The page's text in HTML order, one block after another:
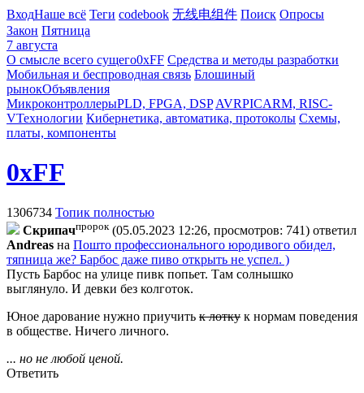
ВходНаше всё Теги codebook 无线电组件 Поиск Опросы
Закон Пятница
7 августа
О смысле всего сущего0xFF Средства и методы разработки
Мобильная и беспроводная связь Блошиный
рынокОбъявления
МикроконтроллерыPLD, FPGA, DSP AVRPICARM, RISC-
VТехнологии Кибернетика, автоматика, протоколы Схемы,
платы, компоненты
0xFF
1306734 Топик полностью
Cкpипaчпророк (05.05.2023 12:26, просмотров: 741) ответил
Andreas на Пошто профессионального юродивого обидел,
тяпница же? Барбос даже пиво открыть не успел. )
Пусть Барбос на улице пивк попьет. Там солнышко
выглянуло. И девки без колготок.
Юное дарование нужно приучить к лотку к нормам поведения
в обществе. Ничего личного.
... но не любой ценой.
Ответить